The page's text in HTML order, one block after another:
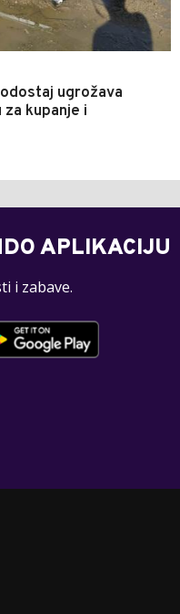
ugrožava
kupanje i
APLIKACIJU
i zabave.